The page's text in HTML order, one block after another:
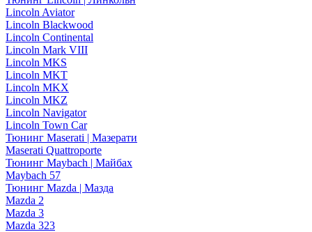
Lincoln Aviator
Lincoln Blackwood
Lincoln Continental
Lincoln Mark VIII
Lincoln MKS
Lincoln MKT
Lincoln MKX
Lincoln MKZ
Lincoln Navigator
Lincoln Town Car
Тюнинг Maserati | Мазерати
Maserati Quattroporte
Тюнинг Maybach | Майбах
Maybach 57
Тюнинг Mazda | Мазда
Mazda 2
Mazda 3
Mazda 323